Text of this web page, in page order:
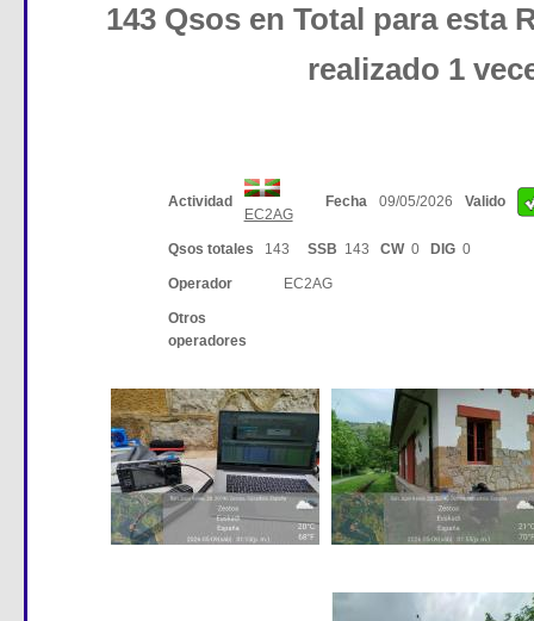
143 Qsos en Total para esta
realizado 1
Actividad
EC2AG
Fecha 09/05/2026 Valido
Qsos totales 143 SSB 143 CW0 DIG0
Operador EC2AG
Otros
operadores